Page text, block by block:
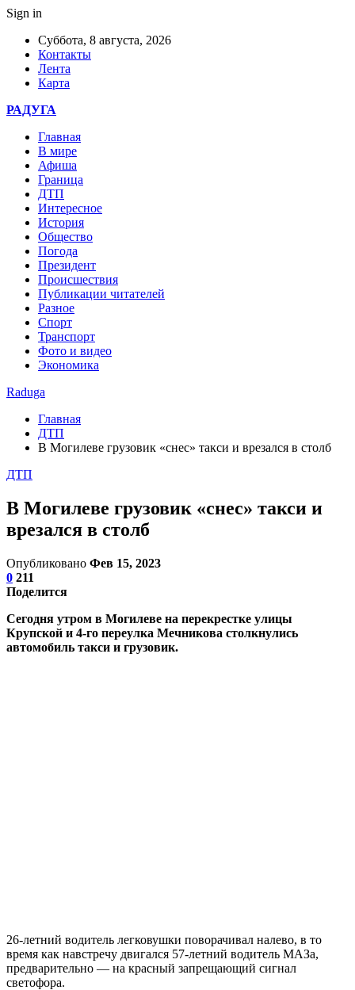
Sign in
Суббота, 8 августа, 2026
Контакты
Лента
Карта
РАДУГА
Главная
В мире
Афиша
Граница
ДТП
Интересное
История
Общество
Погода
Президент
Происшествия
Публикации читателей
Разное
Спорт
Транспорт
Фото и видео
Экономика
Raduga
Главная
ДТП
В Могилеве грузовик «снес» такси и врезался в столб
ДТП
В Могилеве грузовик «снес» такси и
врезался в столб
Опубликовано Фев 15, 2023
0 211
Поделится
Сегодня утром в Могилеве на перекрестке улицы
Крупской и 4-го переулка Мечникова столкнулись
автомобиль такси и грузовик.
26-летний водитель легковушки поворачивал налево, в то
время как навстречу двигался 57-летний водитель МАЗа,
предварительно — на красный запрещающий сигнал
светофора.